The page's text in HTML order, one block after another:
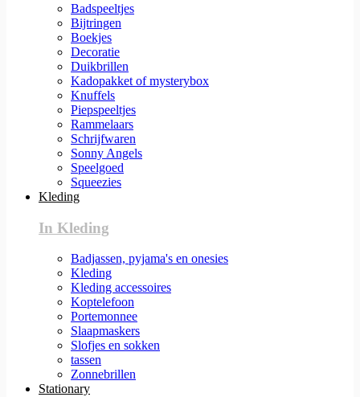
Badspeeltjes
Bijtringen
Boekjes
Decoratie
Duikbrillen
Kadopakket of mysterybox
Knuffels
Piepspeeltjes
Rammelaars
Schrijfwaren
Sonny Angels
Speelgoed
Squeezies
Kleding
In Kleding
Badjassen, pyjama's en onesies
Kleding
Kleding accessoires
Koptelefoon
Portemonnee
Slaapmaskers
Slofjes en sokken
tassen
Zonnebrillen
Stationary